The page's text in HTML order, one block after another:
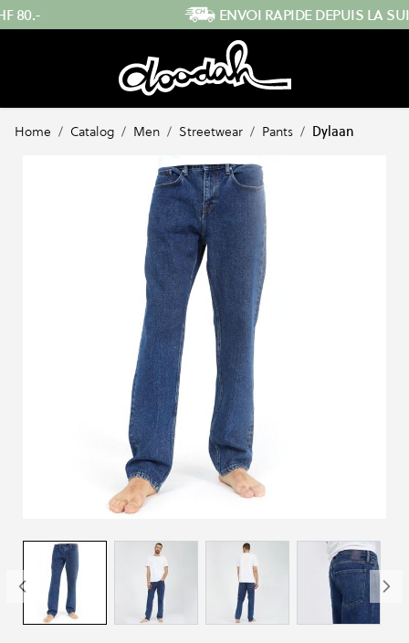
Skip to Content
ENVOI RAPIDE DEPUIS LA SUISSE
Home / Catalog / Men / Streetwear / Pants / Dylaan